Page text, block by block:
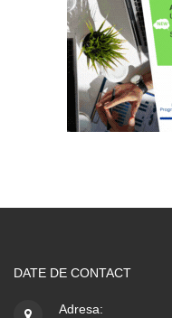
DATE DE CONTACT
Adresa: